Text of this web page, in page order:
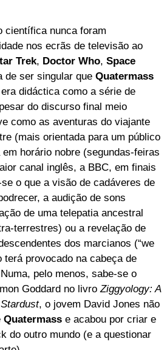
científica nunca foram
nos ecrãs de televisão ao
Trek, Doctor Who, Space
de ser singular que Quatermass
didáctica como a série de
do discurso final meio
como as aventuras do viajante
(mais orientada para um público
horário nobre (segundas-feiras
canal inglês, a BBC, em finais
o que a visão de cadáveres de
a audição de sons
de uma telepatia ancestral
terrestres) ou a revelação de
dos marcianos (“we
terá provocado na cabeça de
pelo menos, sabe-se o
Goddard no livroZiggyology: A
, o jovem David Jones não
Quatermass e acabou por criar e
do outro mundo (e a questionar